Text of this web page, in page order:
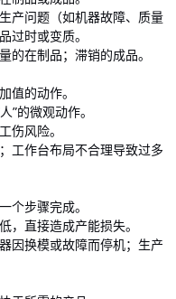
产问题（如机器故障、质量
过时或变质。
的在制品；滞销的成品。
值的动作。
”的微观动作。
伤风险。
工作台布局不合理导致过多
个步骤完成。
，直接造成产能损失。
因换模或故障而停机；生产